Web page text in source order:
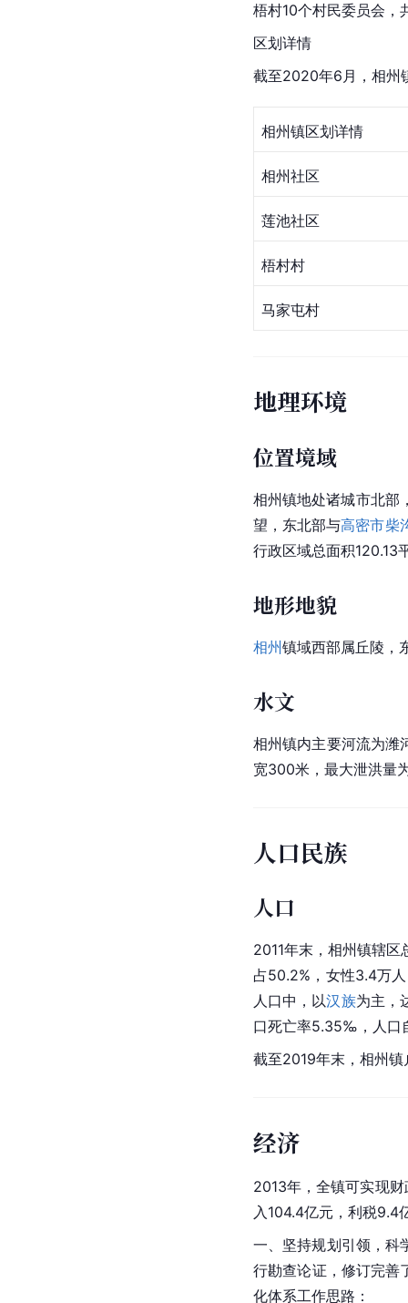
梧村10个村民委员会
区划详情
截至2020年6月，相州
相州镇区划详情
相州社区
莲池社区
梧村村
马家屯村
地理环境
位置境域
相州镇地处诸城市北部
望，东北部与高密市柴
行政区域总面积120.13
地形地貌
相州镇域西部属 丘陵 ，
水文
相州镇内主要河流为
宽300米，最大泄洪量
人口民族
人口
2011年末，相州镇辖
占50.2%，女性3.4万
人口中，以汉族为主，
口死亡率5.35‰， 人口
截至2019年末，相州镇
经济
2013年，全镇可实现
入104.4亿元，利税9.4
一、坚持规划引领，科
行勘查论证，修订完善
化体系工作思路：